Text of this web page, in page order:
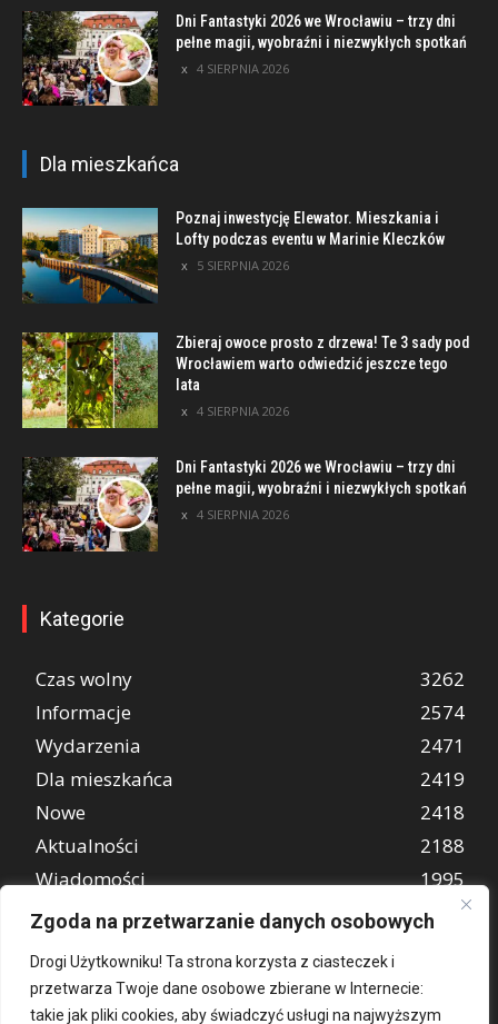
Zgoda na przetwarzanie danych osobowych
Drogi Użytkowniku! Ta strona korzysta z ciasteczek i
przetwarza Twoje dane osobowe zbierane w Internecie:
takie jak pliki cookies, aby świadczyć usługi na najwyższym
Dni Fantastyki 2026 we Wrocławiu – trzy dni
pełne magii, wyobraźni i niezwykłych spotkań
4 SIERPNIA 2026
Dla mieszkańca
Poznaj inwestycję Elewator. Mieszkania i
Lofty podczas eventu w Marinie Kleczków
5 SIERPNIA 2026
Zbieraj owoce prosto z drzewa! Te 3 sady pod
Wrocławiem warto odwiedzić jeszcze tego
lata
4 SIERPNIA 2026
Dni Fantastyki 2026 we Wrocławiu – trzy dni
pełne magii, wyobraźni i niezwykłych spotkań
4 SIERPNIA 2026
Kategorie
Czas wolny
3262
Informacje
2574
Wydarzenia
2471
Dla mieszkańca
2419
Nowe
2418
Aktualności
2188
Wiadomości
1995
REKLAMA
847